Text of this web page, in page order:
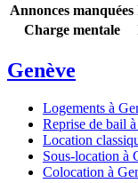
Annonces manquées
Charge mentale
Genève
Logements à
Reprise de bail
Location
Sous-location à
Colocation à